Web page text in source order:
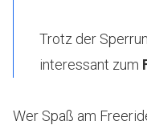
Trotz der
interessant zum
Wer Spaß am